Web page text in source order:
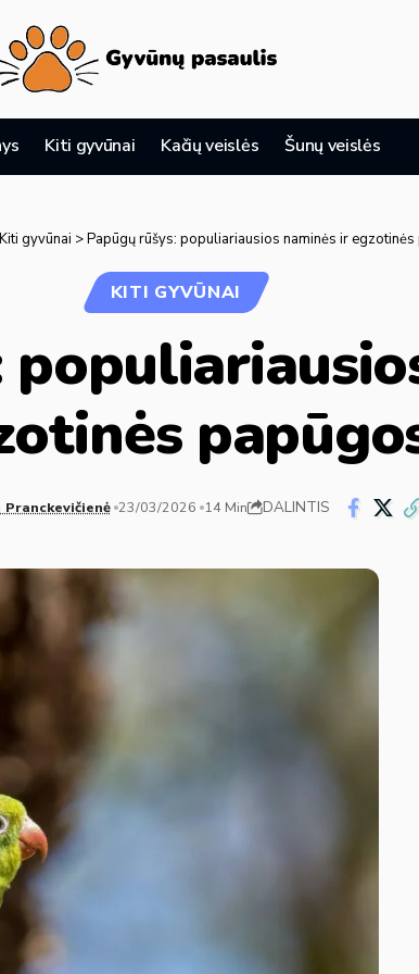
Kiti gyvūnai Kačių veislės Šunų veislės
Kiti gyvūnai >Papūgų rūšys: populiariausios naminės ir
KITI GYVŪNAI
23/03/2026 14 Min DALINTIS